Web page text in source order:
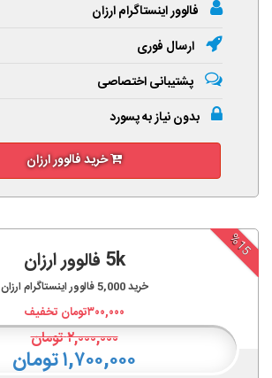
فالوور اینستاگرام ارزان
ارسال فوری
پشتیبانی اختصاصی
بدون نیاز به پسورد
خرید فالوور ارزان
%15
5k فالوور ارزان
خرید5,000فالوور اینستاگرام ارزان
۳۰۰,۰۰۰تومان تخفیف
۲,۰۰۰,۰۰۰تومان
۱,۷۰۰,۰۰۰ تومان